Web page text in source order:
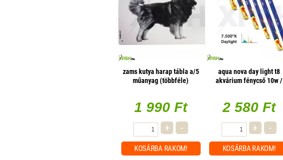
zams kutya harap tábla a/5
műanyag (többféle)
1 990 Ft
+ -
KOSÁRBA RAKOM!
aqua nova day light t8
akvárium fénycső 10w /
2 580 Ft
+ -
KOSÁRBA RAKOM!